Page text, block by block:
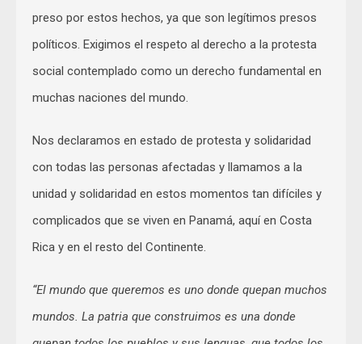
preso por estos hechos, ya que son legítimos presos
políticos. Exigimos el respeto al derecho a la protesta
social contemplado como un derecho fundamental en
muchas naciones del mundo.
Nos declaramos en estado de protesta y solidaridad
con todas las personas afectadas y llamamos a la
unidad y solidaridad en estos momentos tan difíciles y
complicados que se viven en Panamá, aquí en Costa
Rica y en el resto del Continente.
“El mundo que queremos es uno donde quepan muchos
mundos. La patria que construimos es una donde